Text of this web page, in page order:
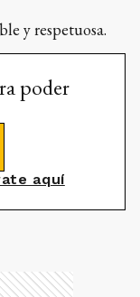
y respetuosa.
poder
aquí